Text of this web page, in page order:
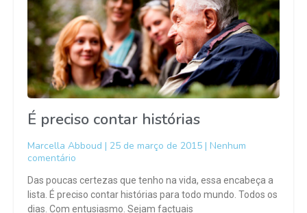
É preciso contar histórias
Marcella Abboud 25 de março de 2015
Nenhum
comentário
Das poucas certezas que tenho na vida, essa encabeça a
lista. É preciso contar histórias para todo mundo. Todos os
dias. Com entusiasmo. Sejam factuais